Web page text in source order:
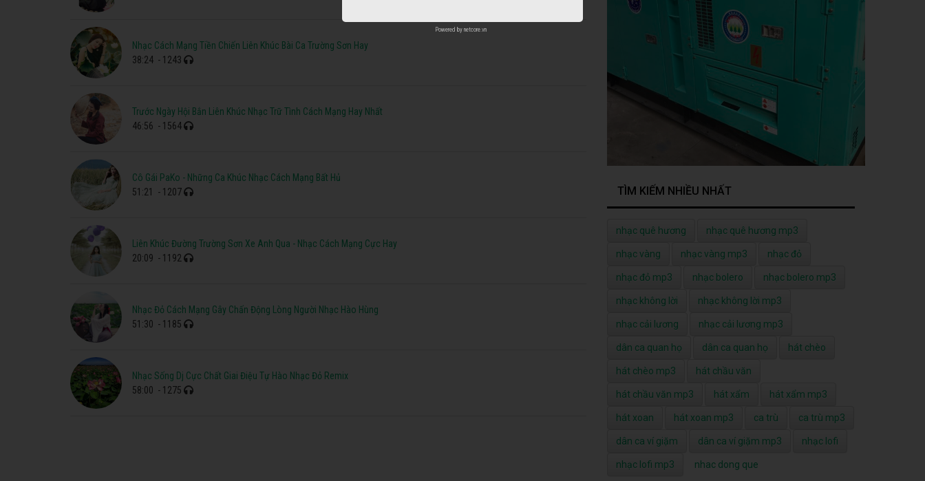
Nhạc Cách Mạng Tiền Chiến Liên Khúc Bài Ca Trường Sơn Hay
38:24 - 1243
Trước Ngày Hội Bắn Liên Khúc Nhạc Trữ Tình Cách Mạng Hay Nhất
46:56 - 1564
Cô Gái PaKo - Những Ca Khúc Nhạc Cách Mạng Bất Hủ
51:21
- 1207
Liên Khúc Đường Trường Sơn Xe Anh Qua - Nhạc Cách Mạng Cực Hay
20:09 - 1192
Nhạc Đỏ Cách Mạng Gây Chấn Động Lòng Người Nhạc Hào Hùng
51:30 - 1185
Nhạc Sống Dj Cực Chất Giai Điệu Tự Hào Nhạc Đỏ Remix
58:00 - 1275
TÌM KIẾM NHIỀU NHẤT
nhạc quê hương nhạc quê hương mp3
nhạc vàng nhạc vàng mp3 nhạc đỏ
nhạc đỏ mp3 nhạc bolero nhạc bolero mp3
nhạc không lời nhạc không lời mp3
nhạc cải lương nhạc cải lương mp3
dân ca quan họ dân ca quan họ hát chèo
hát chèo mp3 hát chầu văn
hát chầu văn mp3 hát xẩm hát xẩm mp3
hát xoan hát xoan mp3 ca trù ca trù mp3
dân ca ví giặm dân ca ví giặm mp3 nhạc lofi
nhạc lofi mp3 nhac dong que
Powered by netcore.vn